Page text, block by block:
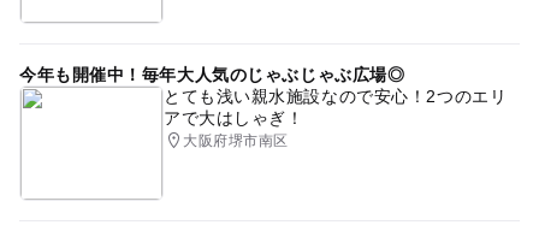
今年も開催中！毎年大人気のじゃぶじゃぶ広場◎
とても浅い親水施設なので安心！2つのエリ
アで大はしゃぎ！
大阪府堺市南区